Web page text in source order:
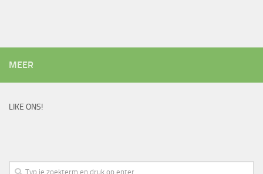
MEER
LIKE ONS!